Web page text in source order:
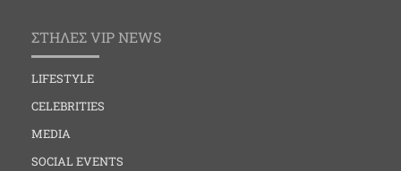
ΣΤΗΛΕΣ VIP NEWS
LIFESTYLE
CELEBRITIES
MEDIA
SOCIAL EVENTS